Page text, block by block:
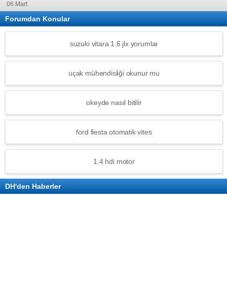
06 Mart
Forumdan Konular
suzuki vitara 1.6 jlx yorumlar
uçak mühendisliği okunur mu
okeyde nasıl bitilir
ford fiesta otomatik vites
1.4 hdi motor
DH'den Haberler